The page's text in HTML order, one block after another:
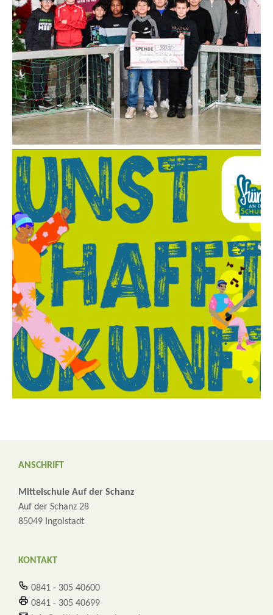
ANSCHRIFT
Mittelschule Auf der Schanz
Auf der Schanz 28
85049 Ingolstadt
KONTAKT
0841 - 305 40600
0841 - 305 40699